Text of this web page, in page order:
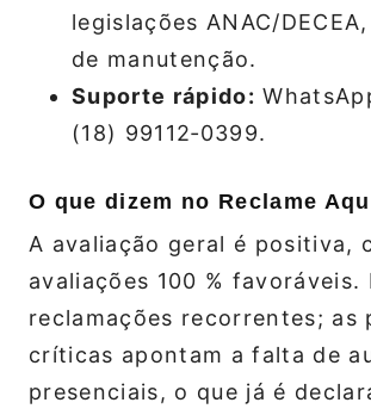
legislações ANAC/
de manutenção.
Suporte rápido:
(18) 99112‑0399.
O que dizem no Reclame
A avaliação geral é positiva,
avaliações 100 % favoráveis.
reclamações recorrentes; as
críticas apontam a falta de
presenciais, o que já é